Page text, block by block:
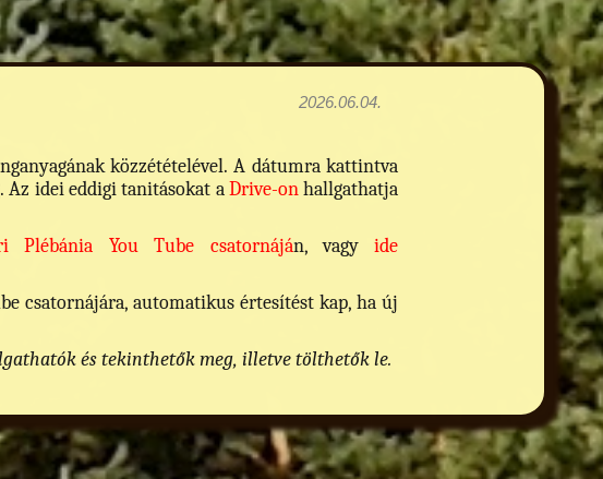
2026.06.04.
közzétételével. A dátumra kattintva
Az idei eddigi tanitásokat aDrive-onhallgathatja
Plébánia You Tube csatornáján, vagyide
csatornájára, automatikus értesítést kap, ha új
és tekinthetők meg, illetve tölthetők le.